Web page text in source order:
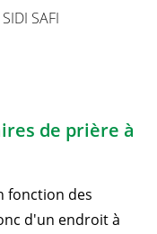
SAFI
de prière à
fonction des
d'un endroit à